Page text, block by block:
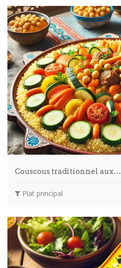
Couscous traditionnel aux…
Plat principal